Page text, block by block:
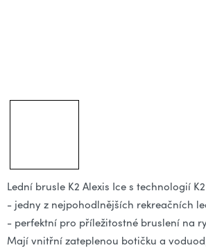
Lední brusle K2 Alexis Ice s technologií
- jedny z nejpohodlnějších rekreačních
- perfektní pro příležitostné bruslení na
Mají vnitřní zateplenou botičku a